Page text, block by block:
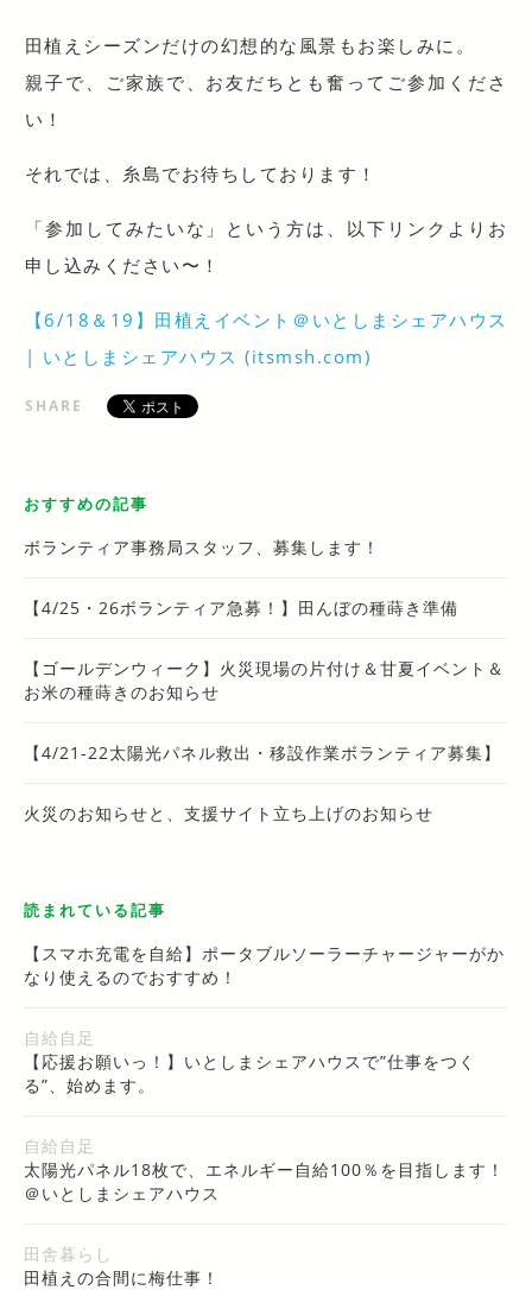
田植えシーズンだけの幻想的な風景もお楽しみに。
親子で、ご家族で、お友だちとも奮ってご参加くださ
い！
それでは、糸島でお待ちしております！
「参加してみたいな」という方は、以下リンクよりお
申し込みください〜！
【6/18＆19】田植えイベント＠いとしまシェアハウス
| いとしまシェアハウス (itsmsh.com)
SHARE
おすすめの記事
ボランティア事務局スタッフ、募集します！
【4/25・26ボランティア急募！】田んぼの種蒔き準備
【ゴールデンウィーク】火災現場の片付け＆甘夏イベント＆
お米の種蒔きのお知らせ
【4/21-22太陽光パネル救出・移設作業ボランティア募集】
火災のお知らせと、支援サイト立ち上げのお知らせ
読まれている記事
【スマホ充電を自給】ポータブルソーラーチャージャーがか
なり使えるのでおすすめ！
自給自足
【応援お願いっ！】いとしまシェアハウスで”仕事をつく
る”、始めます。
自給自足
太陽光パネル18枚で、エネルギー自給100％を目指します！
＠いとしまシェアハウス
田舎暮らし
田植えの合間に梅仕事！